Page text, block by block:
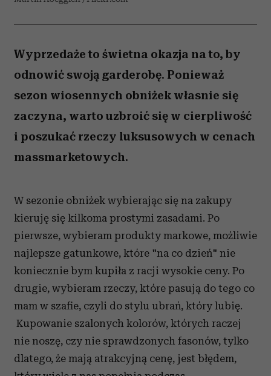
Wyprzedaże to świetna okazja na to, by
odnowić swoją garderobę. Ponieważ
sezon wiosennych obniżek własnie się
zaczyna, warto uzbroić się w cierpliwość
i poszukać rzeczy luksusowych w cenach
massmarketowych.
W sezonie obniżek wybierając się na zakupy
kieruję się kilkoma prostymi zasadami. Po
pierwsze, wybieram produkty markowe, możliwie
najlepsze gatunkowe, które "na co dzień" nie
koniecznie bym kupiła z racji wysokie ceny. Po
drugie, wybieram rzeczy, które pasują do tego co
mam w szafie, czyli do stylu ubrań, który lubię.
Kupowanie szalonych kolorów, których raczej
nie noszę, czy nie sprawdzonych fasonów, tylko
dlatego, że mają atrakcyjną cenę, jest błędem,